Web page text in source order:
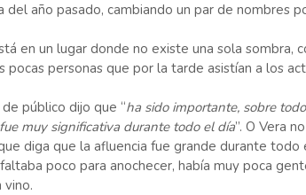
del año pasado, cambiando un par de nombres
en un lugar donde no existe una sola sombra,
pocas personas que por la tarde asistían a los
público dijo que “ha sido importante, sobre
muy significativa durante todo el día”. O Vera
diga que la afluencia fue grande durante todo
poco para anochecer, había muy poca
vino.